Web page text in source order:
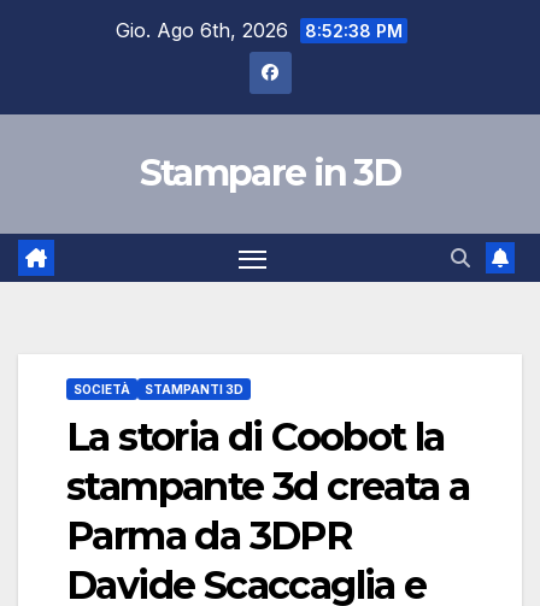
Gio. Ago 6th, 2026 8:52:39 PM
Stampare in 3D
SOCIETÀ STAMPANTI 3D
La storia di Coobot la
stampante 3d creata a
Parma da 3DPR
Davide Scaccaglia e